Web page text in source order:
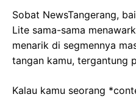
Sobat NewsTangerang,
Lite sama-sama
menarik di segmennya
tangan kamu, tergantung
Kalau kamu seorang